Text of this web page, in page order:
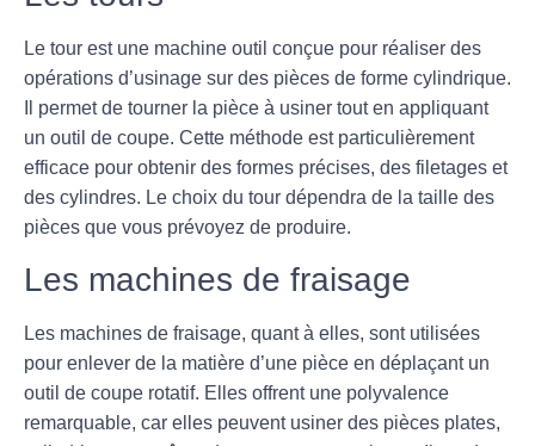
Le tour est une machine outil conçue pour réaliser des
opérations d’usinage sur des pièces de forme cylindrique.
Il permet de tourner la pièce à usiner tout en appliquant
un outil de coupe. Cette méthode est particulièrement
efficace pour obtenir des formes précises, des filetages et
des cylindres. Le choix du tour dépendra de la taille des
pièces que vous prévoyez de produire.
Les machines de fraisage
Les machines de fraisage, quant à elles, sont utilisées
pour enlever de la matière d’une pièce en déplaçant un
outil de coupe rotatif. Elles offrent une polyvalence
remarquable, car elles peuvent usiner des pièces plates,